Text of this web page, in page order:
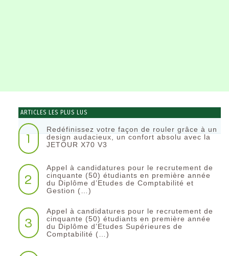
ARTICLES LES PLUS LUS
1
Redéfinissez votre façon de rouler grâce à un
design audacieux, un confort absolu avec la
JETOUR X70 V3
2
Appel à candidatures pour le recrutement de
cinquante (50) étudiants en première année
du Diplôme d’Etudes de Comptabilité et
Gestion (…)
3
Appel à candidatures pour le recrutement de
cinquante (50) étudiants en première année
du Diplôme d’Etudes Supérieures de
Comptabilité (…)